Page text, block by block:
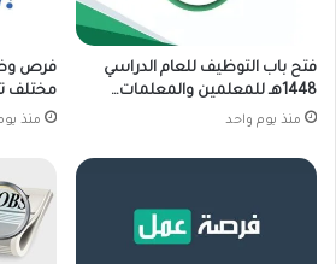
فتح باب التوظيف للعام الدراسي
1448هـ للمعلمين والمعلمات…
منذ يوم واحد
فرص
منذ